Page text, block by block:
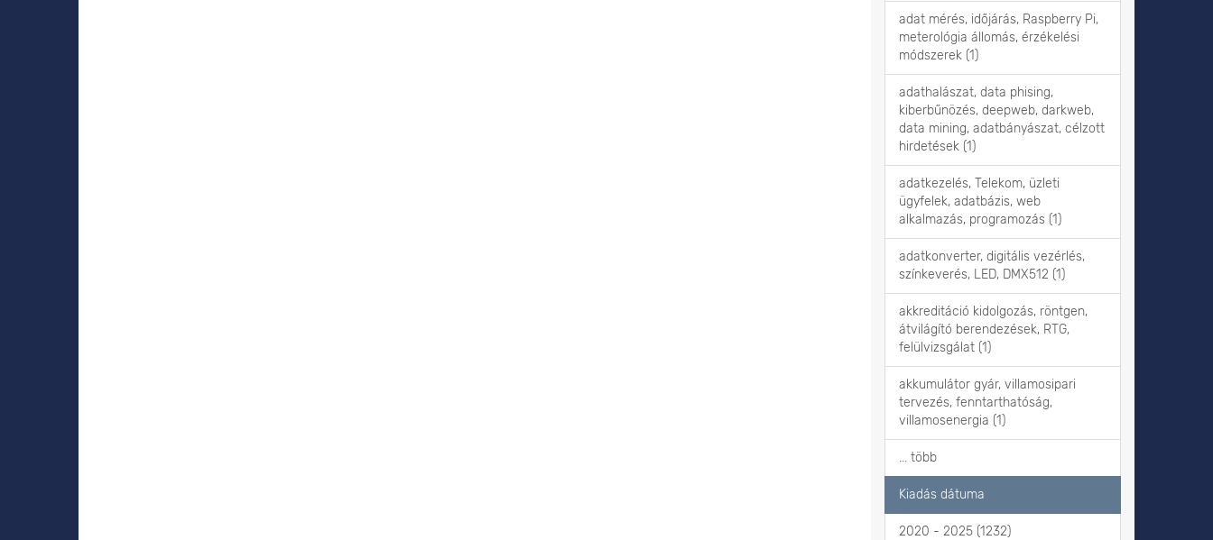
adat mérés, időjárás, Raspberry Pi,
meterológia állomás, érzékelési
módszerek (1)
adathalászat, data phising,
kiberbűnözés, deepweb, darkweb,
data mining, adatbányászat, célzott
hirdetések (1)
adatkezelés, Telekom, üzleti
ügyfelek, adatbázis, web
alkalmazás, programozás (1)
adatkonverter, digitális vezérlés,
színkeverés, LED, DMX512 (1)
akkreditáció kidolgozás, röntgen,
átvilágító berendezések, RTG,
felülvizsgálat (1)
akkumulátor gyár, villamosipari
tervezés, fenntarthatóság,
villamosenergia (1)
... több
Kiadás dátuma
2020 - 2025 (1232)